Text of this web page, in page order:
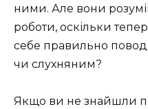
ними. Але вони
роботи, оскільки
себе правильно
чи слухняним?
Якщо ви не знайшли